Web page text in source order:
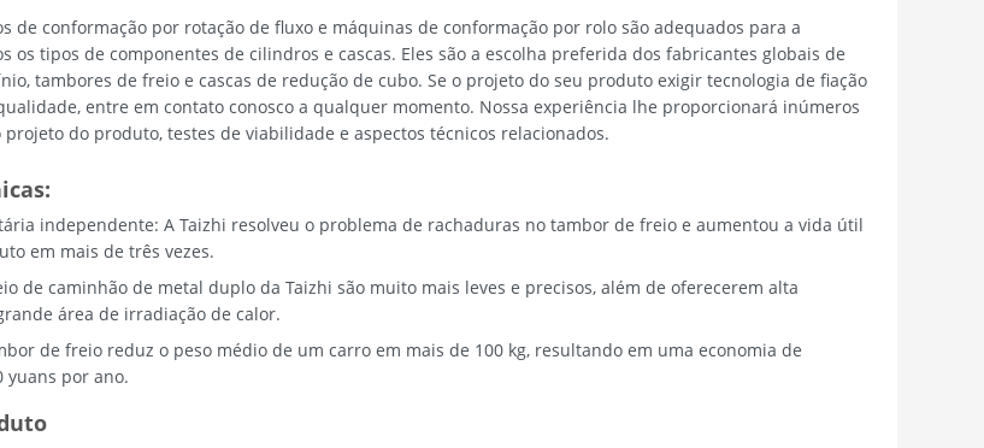
de conformação por rotação de fluxo e máquinas de conformação por rolo são adequados para a
os tipos de componentes de cilindros e cascas. Eles são a escolha preferida dos fabricantes globais de
tambores de freio e cascas de redução de cubo. Se o projeto do seu produto exigir tecnologia de fiação
entre em contato conosco a qualquer momento. Nossa experiência lhe proporcionará inúmeros
do produto, testes de viabilidade e aspectos técnicos relacionados.
independente: A Taizhi resolveu o problema de rachaduras no tambor de freio e aumentou a vida útil
em mais de três vezes.
de caminhão de metal duplo da Taizhi são muito mais leves e precisos, além de oferecerem alta
área de irradiação de calor.
de freio reduz o peso médio de um carro em mais de 100 kg, resultando em uma economia de
yuans por ano.